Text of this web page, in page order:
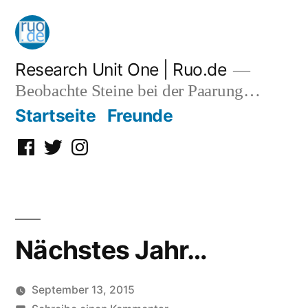
Zum
Inhalt
springen
Research Unit One | Ruo.de
Beobachte Steine bei der Paarung…
Startseite Freunde
Facebook
TwitterInstagram
Nächstes Jahr…
September 13, 2015